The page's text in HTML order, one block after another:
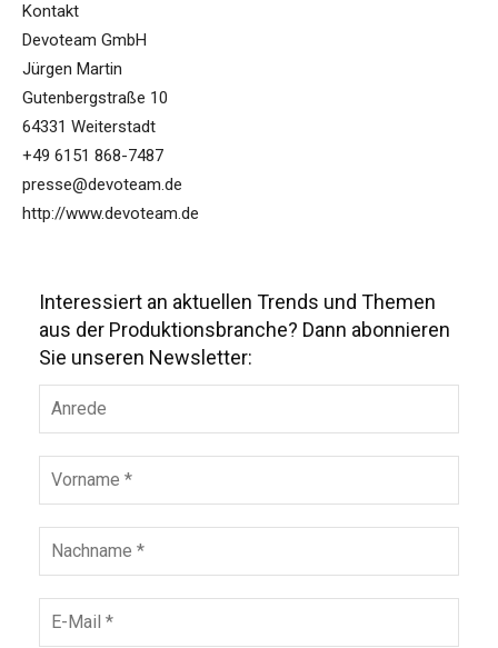
Kontakt
Devoteam GmbH
Jürgen Martin
Gutenbergstraße 10
64331 Weiterstadt
+49 6151 868-7487
presse@devoteam.de
http://www.devoteam.de
Interessiert an aktuellen Trends und Themen
aus der Produktionsbranche? Dann abonnieren
Sie unseren Newsletter: